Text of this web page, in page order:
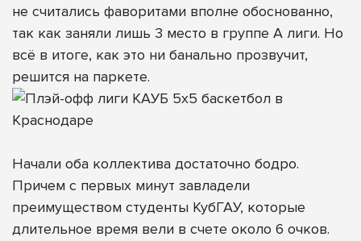
не считались фаворитами вполне обоснованно,
так как заняли лишь 3 место в группе А лиги. Но
всё в итоге, как это ни банально прозвучит,
решится на паркете.
Начали оба коллектива достаточно бодро.
Причем с первых минут завладели
преимуществом студенты КубГАУ, которые
длительное время вели в счете около 6 очков.